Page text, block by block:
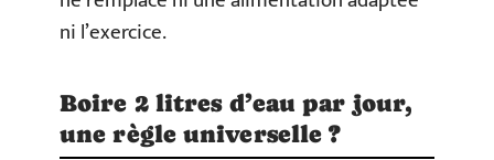
ni l’exercice.
Boire 2 litres d’eau par jour,
une règle universelle ?